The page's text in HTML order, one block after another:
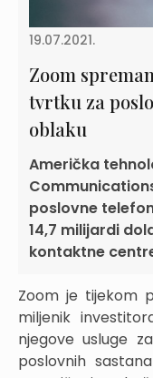
19.07.2021.
Zoom
tvrtku za
oblaku
Američka
poslovne
14,7 milijardi
kontaktne
Zoom je tijekom
miljenik
njegove usluge
poslovnih